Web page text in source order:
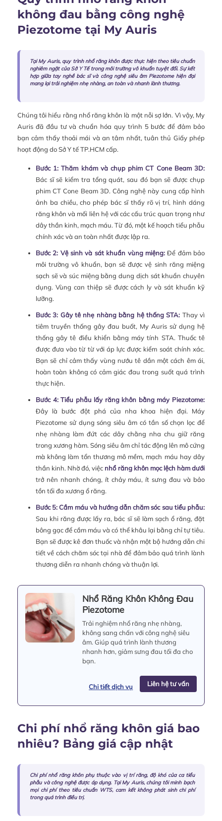
không đau bằng công nghệ
Piezotome tại My Auris
Tại My Auris, quy trình nhổ răng khôn được thực hiện theo tiêu chuẩn
nghiêm ngặt của Sở Y Tế trong môi trường vô khuẩn tuyệt đối. Sự kết
hợp giữa tay nghề bác sĩ và công nghệ siêu âm Piezotome hiện đại
mang lại trải nghiệm nhẹ nhàng, an toàn và nhanh lành thương.
Chúng tôi hiểu rằng nhổ răng khôn là một nỗi sợ lớn. Vì vậy, My
Auris đã đầu tư và chuẩn hóa quy trình 5 bước để đảm bảo
bạn cảm thấy thoải mái và an tâm nhất, tuân thủ Giấy phép
hoạt động do Sở Y tế TP.HCM cấp.
Bước 1: Thăm khám và chụp phim CT Cone Beam 3D:
Bác sĩ sẽ kiểm tra tổng quát, sau đó bạn sẽ được chụp
phim CT Cone Beam 3D. Công nghệ này cung cấp hình
ảnh ba chiều, cho phép bác sĩ thấy rõ vị trí, hình dáng
răng khôn và mối liên hệ với các cấu trúc quan trọng như
dây thần kinh, mạch máu. Từ đó, một kế hoạch tiểu phẫu
chính xác và an toàn nhất được lập ra.
Bước 2: Vệ sinh và sát khuẩn vùng miệng:Để đảm bảo
môi trường vô khuẩn, bạn sẽ được vệ sinh răng miệng
sạch sẽ và súc miệng bằng dung dịch sát khuẩn chuyên
dụng. Vùng can thiệp sẽ được cách ly và sát khuẩn kỹ
lưỡng.
Bước 3: Gây tê nhẹ nhàng bằng hệ thống STA: Thay vì
tiêm truyền thống gây đau buốt, My Auris sử dụng hệ
thống gây tê điều khiển bằng máy tính STA. Thuốc tê
được đưa vào từ từ với áp lực được kiểm soát chính xác.
Bạn sẽ chỉ cảm thấy vùng nướu tê dần một cách êm ái,
hoàn toàn không có cảm giác đau trong suốt quá trình
thực hiện.
Bước 4: Tiểu phẫu lấy răng khôn bằng máy Piezotome:
Đây là bước đột phá của nha khoa hiện đại. Máy
Piezotome sử dụng sóng siêu âm có tần số chọn lọc để
nhẹ nhàng làm đứt các dây chằng nha chu giữ răng
trong xương hàm. Sóng siêu âm chỉ tác động lên mô cứng
mà không làm tổn thương mô mềm, mạch máu hay dây
thần kinh. Nhờ đó, việc nhổ răng khôn mọc lệch hàm dưới
trở nên nhanh chóng, ít chảy máu, ít sưng đau và bảo
tồn tối đa xương ổ răng.
Bước 5: Cầm máu và hướng dẫn chăm sóc sau tiểu phẫu:
Sau khi răng được lấy ra, bác sĩ sẽ làm sạch ổ răng, đặt
bông gạc để cầm máu và có thể khâu lại bằng chỉ tự tiêu.
Bạn sẽ được kê đơn thuốc và nhận một bộ hướng dẫn chi
tiết về cách chăm sóc tại nhà để đảm bảo quá trình lành
thương diễn ra nhanh chóng và thuận lợi.
Nhổ Răng Khôn Không Đau
Piezotome
Trải nghiệm nhổ răng nhẹ nhàng,
không sang chấn với công nghệ siêu
âm. Giúp quá trình lành thương
nhanh hơn, giảm sưng đau tối đa cho
bạn.
Chi tiết dịch vụ Liên hệ tư vấn
Chi phí nhổ răng khôn giá bao
nhiêu? Bảng giá cập nhật
Chi phí nhổ răng khôn phụ thuộc vào vị trí răng, độ khó của ca tiểu
phẫu và công nghệ được áp dụng. Tại My Auris, chúng tôi minh bạch
mọi chi phí theo tiêu chuẩn WTS, cam kết không phát sinh chi phí
trong quá trình điều trị.